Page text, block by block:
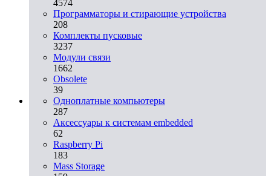
4574
Программаторы и стирающие устройства
208
Комплекты пусковые
3237
Модули связи
1662
Obsolete
39
Одноплатные компьютеры
287
Аксессуары к системам embedded
62
Raspberry Pi
183
Mass Storage